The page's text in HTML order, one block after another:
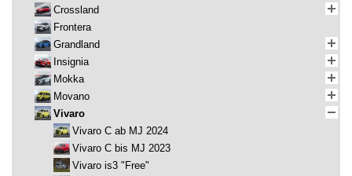
Crossland
Frontera
Grandland
Insignia
Mokka
Movano
Vivaro
Vivaro C ab MJ 2024
Vivaro C bis MJ 2023
Vivaro is3 "Free"